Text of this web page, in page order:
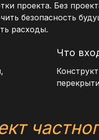
проекта. Без
безопасность
расходы.
Что